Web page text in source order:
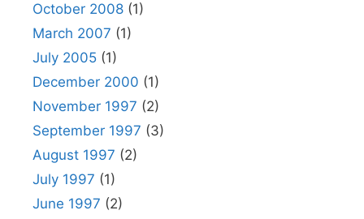
October 2008 (1)
March 2007 (1)
July 2005 (1)
December 2000 (1)
November 1997 (2)
September 1997 (3)
August 1997 (2)
July 1997 (1)
June 1997 (2)